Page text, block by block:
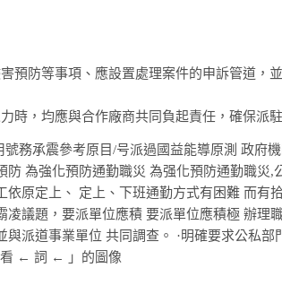
預防等事項、應設置處理案件的申訴管道，
時，均應與合作廠商共同負起責任，確保派